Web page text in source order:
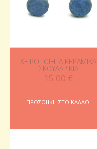
ΧΕΙΡΟΠΟΊΗΤΑ ΚΕΡΑΜΙΚΆ
ΣΚΟΥΛΑΡΊΚΙΑ
15.00 €
ΠΡΟΣΘΉΚΗ ΣΤΟ ΚΑΛΆΘΙ